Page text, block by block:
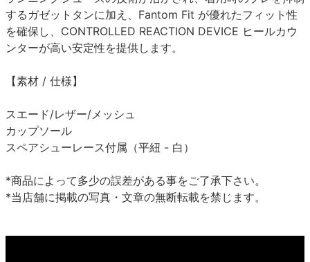
するガゼットタンに加え、Fantom Fit が優れたフィット性
を確保し、CONTROLLED REACTION DEVICE ヒールカウ
ンターが高い安定性を提供します。
【素材 / 仕様】
スエード/レザー/メッシュ
カップソール
スペアシューレース付属（平紐 - 白）
*商品によって多少の誤差がある事をご了承下さい。
*当店舗に掲載の写真・文章の無断転載を禁じます。